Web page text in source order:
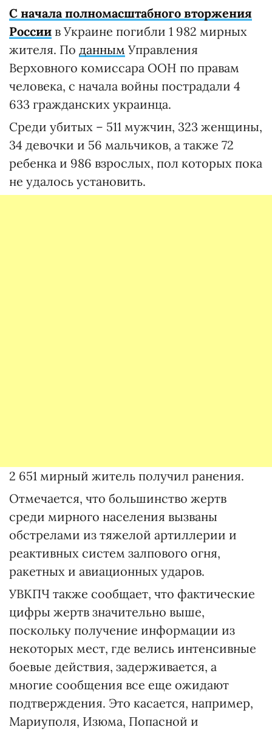
С начала полномасштабного вторжения
России в Украине погибли 1 982 мирных
жителя. По данным Управления
Верховного комиссара ООН по правам
человека, с начала войны пострадали 4
633 гражданских украинца.
Среди убитых – 511 мужчин, 323 женщины,
34 девочки и 56 мальчиков, а также 72
ребенка и 986 взрослых, пол которых пока
не удалось установить.
2 651 мирный житель получил ранения.
Отмечается, что большинство жертв
среди мирного населения вызваны
обстрелами из тяжелой артиллерии и
реактивных систем залпового огня,
ракетных и авиационных ударов.
УВКПЧ также сообщает, что фактические
цифры жертв значительно выше,
поскольку получение информации из
некоторых мест, где велись интенсивные
боевые действия, задерживается, а
многие сообщения все еще ожидают
подтверждения. Это касается, например,
Мариуполя, Изюма, Попасной и